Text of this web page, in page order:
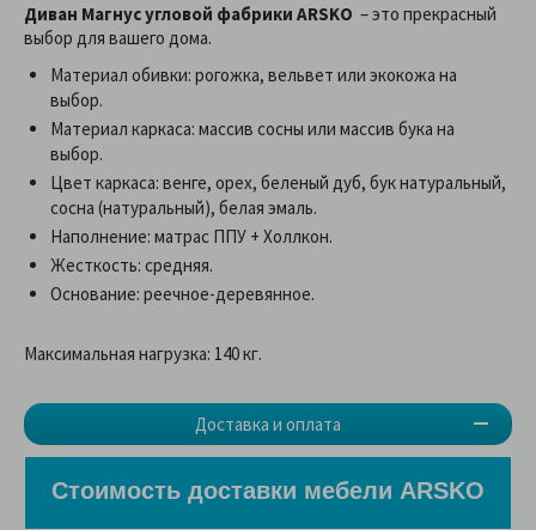
Доставка и оплата
Диван Магнус угловой фабрики ARSKO – это прекрасный
выбор для вашего дома.
Материал обивки: рогожка, вельвет или экокожа на
выбор.
Материал каркаса: массив сосны или массив бука на
выбор.
Цвет каркаса: венге, орех, беленый дуб, бук натуральный,
сосна (натуральный), белая эмаль.
Наполнение: матрас ППУ + Холлкон.
Жесткость: средняя.
Основание: реечное-деревянное.
Максимальная нагрузка: 140 кг.
Стоимость доставки мебели ARSKO